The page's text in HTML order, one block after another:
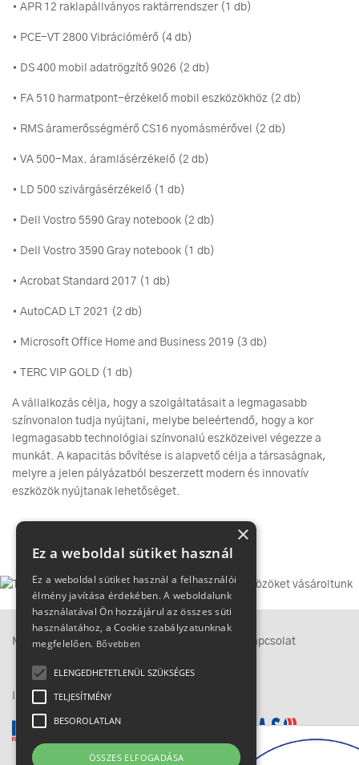
• APR 12 raklapállványos raktárrendszer (1 db)
• PCE-VT 2800 Vibrációmérő (4 db)
• DS 400 mobil adatrögzítő 9026 (2 db)
• FA 510 harmatpont-érzékelő mobil eszközökhöz (2 db)
• RMS áramerősségmérő CS16 nyomásmérővel (2 db)
• VA 500-Max. áramlásérzékelő (2 db)
• LD 500 szivárgásérzékelő (1 db)
• Dell Vostro 5590 Gray notebook (2 db)
• Dell Vostro 3590 Gray notebook (1 db)
• Acrobat Standard 2017 (1 db)
• AutoCAD LT 2021 (2 db)
• Microsoft Office Home and Business 2019 (3 db)
• TERC VIP GOLD (1 db)
A vállalkozás célja, hogy a szolgáltatásait a legmagasabb
színvonalon tudja nyújtani, melybe beleértendő, hogy a kor
legmagasabb technológiai színvonalú eszközeivel végezze a
munkát. A kapacitás bővítése is alapvető célja a társaságnak,
melyre a jelen pályázatból beszerzett modern és innovatív
eszközök nyújtanak lehetőséget.
Megközelítés Adatkezelési tájékoztató Kapcsolat
IMEX-csoport
×
Ez a weboldal sütiket használ
Ez a weboldal sütiket használ a felhasználói
élmény javítása érdekében. A weboldalunk
használatával Ön hozzájárul az összes süti
használatához, a Cookie szabályzatunknak
megfelelően. Bővebben
ELENGEDHETETLENÜL SZÜKSÉGES
TELJESÍTMÉNY
BESOROLATLAN
ÖSSZES ELFOGADÁSA